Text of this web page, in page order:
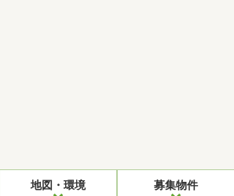
地図・環境 募集物件